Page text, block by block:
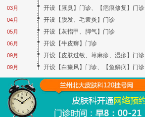
03月
04月
05月
06月
09月
09月
开设【腋臭】门诊、【疤痕修复】门诊
开设【脱发、毛囊炎】门诊
开设【灰指甲、脚气】门诊
开设【牛皮癣】门诊
开设【皮肤过敏、荨麻疹、湿疹】门诊
开设【白癜风】门诊、【鱼鳞病】门诊